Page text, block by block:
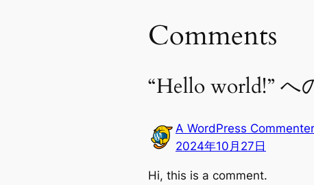
Comments
“Hello world!” へ
A WordPress Commenter
2024年10月27日
Hi, this is a comment.